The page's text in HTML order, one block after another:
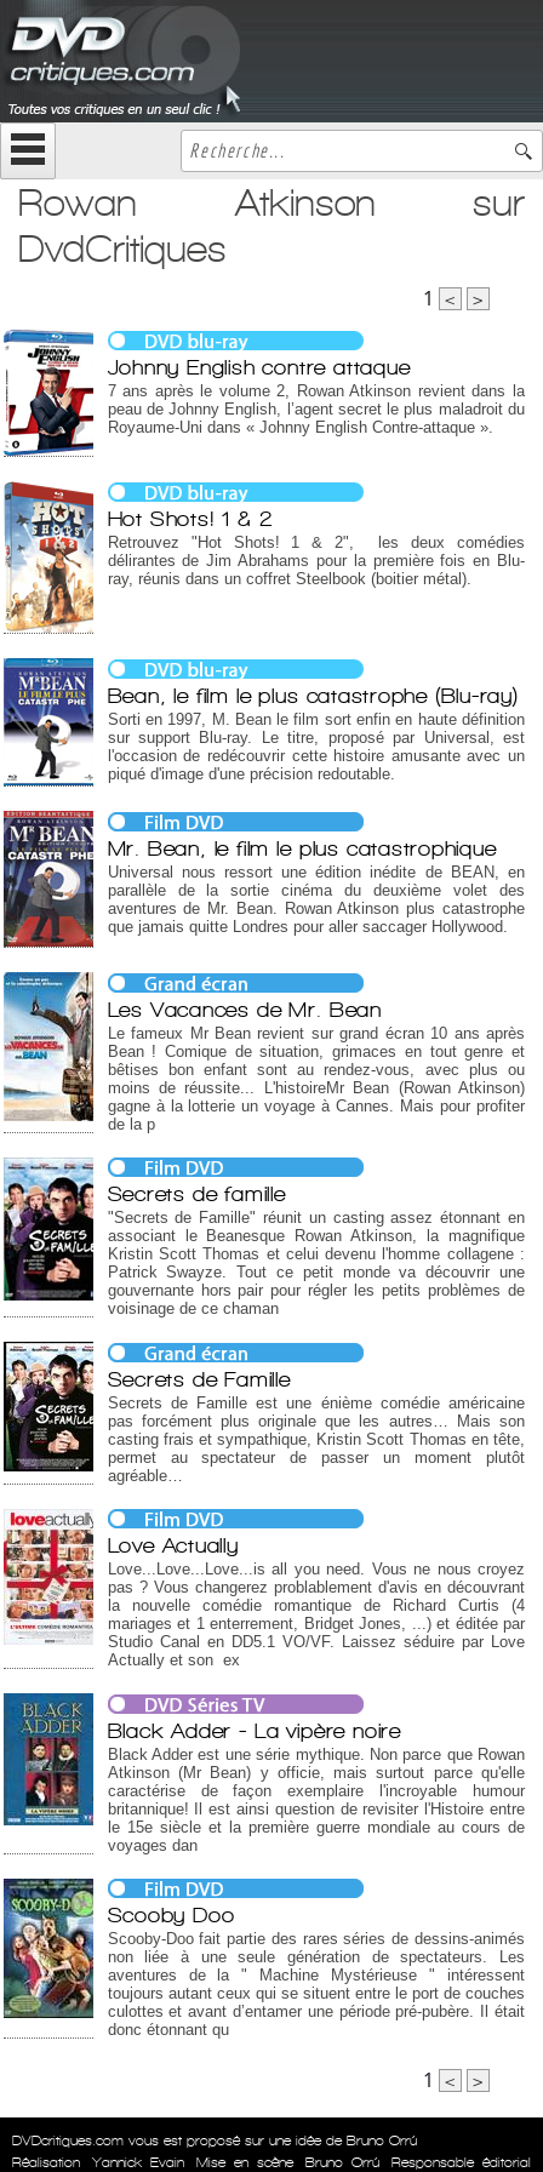
Rowan Atkinson sur
DvdCritiques
1 < >
Johnny English contre attaque
7 ans après le volume 2, Rowan Atkinson revient dans la
peau de Johnny English, l’agent secret le plus maladroit du
Royaume-Uni dans « Johnny English Contre-attaque ».
Hot Shots! 1 & 2
Retrouvez "Hot Shots! 1 & 2", les deux comédies
délirantes de Jim Abrahams pour la première fois en Blu-
ray, réunis dans un coffret Steelbook (boitier métal).
Bean, le film le plus catastrophe (Blu-ray)
Sorti en 1997, M. Bean le film sort enfin en haute définition
sur support Blu-ray. Le titre, proposé par Universal, est
l'occasion de redécouvrir cette histoire amusante avec un
piqué d'image d'une précision redoutable.
Mr. Bean, le film le plus catastrophique
Universal nous ressort une édition inédite de BEAN, en
parallèle de la sortie cinéma du deuxième volet des
aventures de Mr. Bean. Rowan Atkinson plus catastrophe
que jamais quitte Londres pour aller saccager Hollywood.
Les Vacances de Mr. Bean
Le fameux Mr Bean revient sur grand écran 10 ans après
Bean ! Comique de situation, grimaces en tout genre et
bêtises bon enfant sont au rendez-vous, avec plus ou
moins de réussite... L'histoireMr Bean (Rowan Atkinson)
gagne à la lotterie un voyage à Cannes. Mais pour profiter
de la p
Secrets de famille
"Secrets de Famille" réunit un casting assez étonnant en
associant le Beanesque Rowan Atkinson, la magnifique
Kristin Scott Thomas et celui devenu l'homme collagene :
Patrick Swayze. Tout ce petit monde va découvrir une
gouvernante hors pair pour régler les petits problèmes de
voisinage de ce chaman
Secrets de Famille
Secrets de Famille est une énième comédie américaine
pas forcément plus originale que les autres… Mais son
casting frais et sympathique, Kristin Scott Thomas en tête,
permet au spectateur de passer un moment plutôt
agréable…
Love Actually
Love...Love...Love...is all you need. Vous ne nous croyez
pas ? Vous changerez problablement d'avis en découvrant
la nouvelle comédie romantique de Richard Curtis (4
mariages et 1 enterrement, Bridget Jones, ...) et éditée par
Studio Canal en DD5.1 VO/VF. Laissez séduire par Love
Actually et son ex
Black Adder - La vipère noire
Black Adder est une série mythique. Non parce que Rowan
Atkinson (Mr Bean) y officie, mais surtout parce qu'elle
caractérise de façon exemplaire l'incroyable humour
britannique! Il est ainsi question de revisiter l'Histoire entre
le 15e siècle et la première guerre mondiale au cours de
voyages dan
Scooby Doo
Scooby-Doo fait partie des rares séries de dessins-animés
non liée à une seule génération de spectateurs. Les
aventures de la " Machine Mystérieuse " intéressent
toujours autant ceux qui se situent entre le port de couches
culottes et avant d’entamer une période pré-pubère. Il était
donc étonnant qu
1 < >
DVDcritiques.com vous est proposé sur une idée de Bruno Orrú
Réalisation
Yannick Evain Mise en scène Bruno Orrú Responsable éditorial